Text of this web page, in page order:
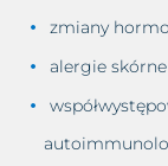
zmiany
alergie skórne